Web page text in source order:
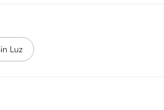
Luz